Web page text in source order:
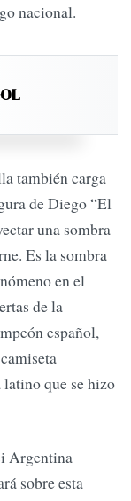
nacional.
también carga
de Diego “El
una sombra
Es la sombra
en el
de la
español,
que se hizo
Argentina
sobre esta